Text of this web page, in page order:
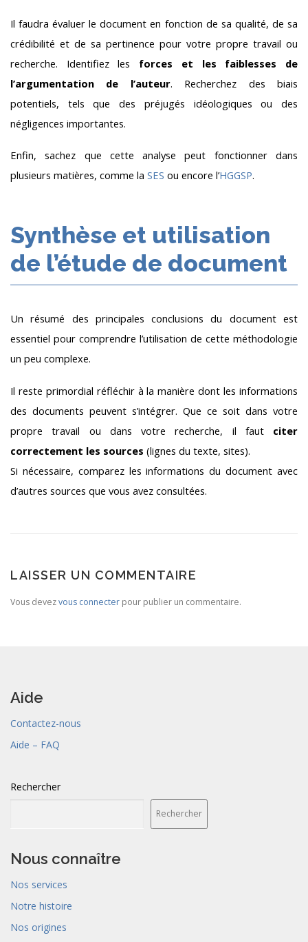
Il faudra évaluer le document en fonction de sa qualité, de sa
crédibilité et de sa pertinence pour votre propre travail ou
recherche. Identifiez les forces et les faiblesses de
l’argumentation de l’auteur. Recherchez des biais
potentiels, tels que des préjugés idéologiques ou des
négligences importantes.
Enfin, sachez que cette analyse peut fonctionner dans
plusieurs matières, comme la SES ou encore l’HGGSP.
Synthèse et utilisation
de l’étude de document
Un résumé des principales conclusions du document est
essentiel pour comprendre l’utilisation de cette méthodologie
un peu complexe.
Il reste primordial réfléchir à la manière dont les informations
des documents peuvent s’intégrer. Que ce soit dans votre
propre travail ou dans votre recherche, il faut citer
correctement les sources (lignes du texte, sites).
Si nécessaire, comparez les informations du document avec
d’autres sources que vous avez consultées.
LAISSER UN COMMENTAIRE
Vous devezvous connecter pour publier un commentaire.
Aide
Contactez-nous
Aide – FAQ
Rechercher
Rechercher
Nous connaître
Nos services
Notre histoire
Nos origines